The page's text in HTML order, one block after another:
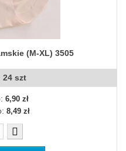
(M-XL) 3505
24 szt
6,90 zł
8,49 zł